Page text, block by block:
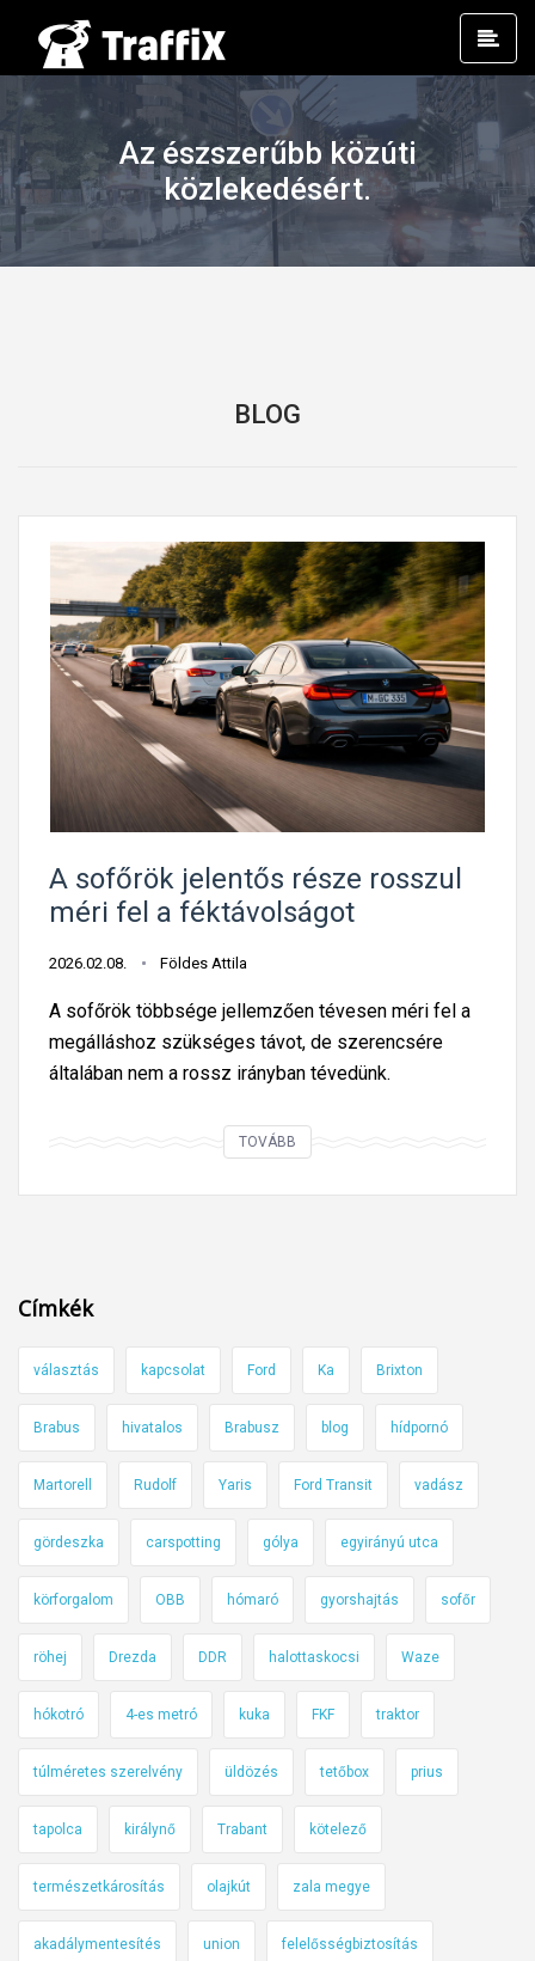
Az észszerűbb közúti
közlekedésért.
BLOG
A sofőrök jelentős része rosszul
méri fel a féktávolságot
2026.02.08. Földes Attila
A sofőrök többsége jellemzően tévesen méri fel a
megálláshoz szükséges távot, de szerencsére
általában nem a rossz irányban tévedünk.
TOVÁBB
o
j
e
l
e
n
ő
s
r
é
s
e
r
o
s
s
z
u
Címkék
választás kapcsolat Ford Ka Brixton
Brabus hivatalos Brabusz blog hídpornó
Martorell Rudolf Yaris Ford Transit vadász
gördeszka carspotting gólya egyirányú utca
körforgalom OBB hómaró gyorshajtás sofőr
röhej Drezda DDR halottaskocsi Waze
hókotró 4-es metró kuka FKF traktor
túlméretes szerelvény üldözés tetőbox prius
tapolca királynő Trabant kötelező
természetkárosítás olajkút zala megye
akadálymentesítés union felelősségbiztosítás